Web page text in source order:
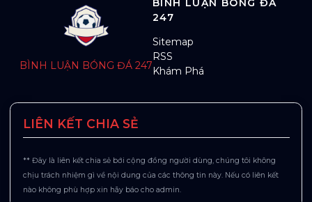
BÌNH LUẬN BÓNG ĐÁ 247
247
Sitemap
RSS
Khám Phá
LIÊN KẾT CHIA SẺ
** Đây là liên kết chia sẻ bới cộng đồng người dùng, chúng tôi không
chịu trách nhiệm gì về nội dung của các thông tin này. Nếu có liên kết
nào không phù hợp xin hãy báo cho admin.